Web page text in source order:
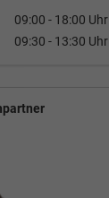
09:00 - 18:00 Uhr
09:30 - 13:30 Uhr